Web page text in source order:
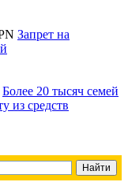
Запрет на
Более 20 тысяч семей
из средств